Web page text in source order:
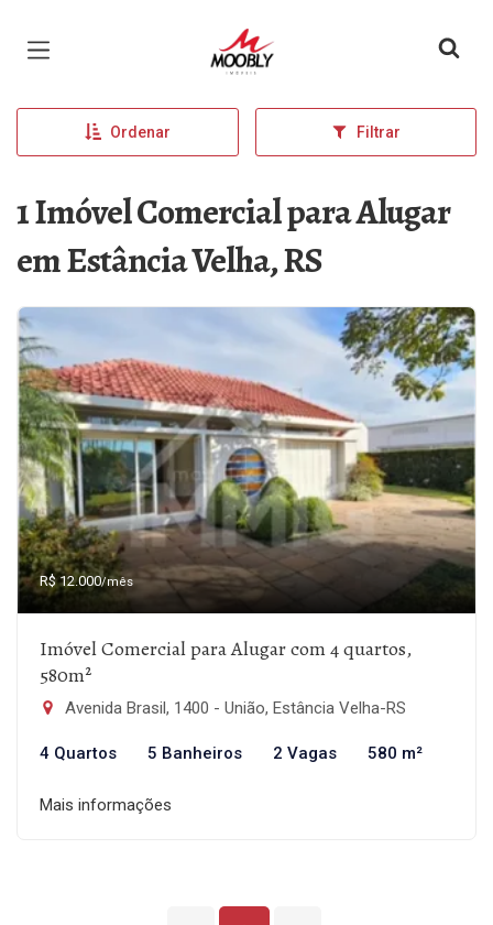
Página inicial
Ordenar Filtrar
1 Imóvel Comercial para Alugar
em Estância Velha, RS
R$ 12.000/mês
Imóvel Comercial para Alugar com 4 quartos,
580m²
Avenida Brasil, 1400 - União, Estância Velha-RS
4 Quartos 5 Banheiros 2 Vagas 580 m²
Mais informações